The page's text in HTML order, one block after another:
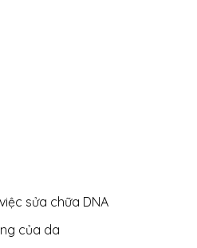
sửa chữa DNA
của da